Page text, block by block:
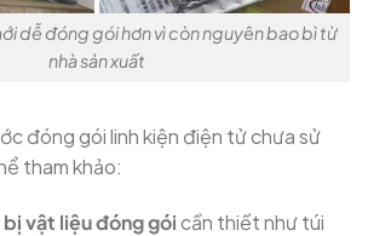
dễ đóng gói hơn vì còn nguyên bao bì từ
nhà sản xuất
đóng gói linh kiện điện tử chưa sử
tham khảo:
bị vật liệu đóng góicần thiết như túi